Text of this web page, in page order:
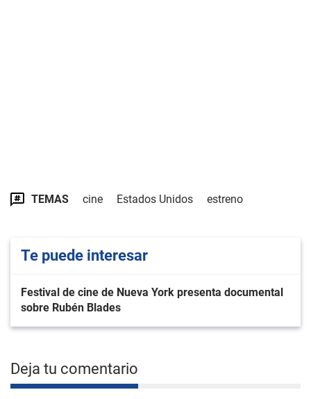
TEMAS cine Estados Unidos estreno
Te puede interesar
Festival de cine de Nueva York presenta documental
sobre Rubén Blades
Deja tu comentario